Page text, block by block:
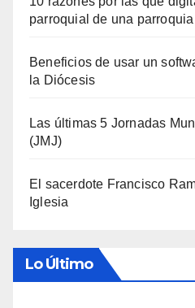
parroquial de una
Beneficios de usar un
la Diócesis
Las últimas 5 Jornadas
(JMJ)
El sacerdote Francisco
Iglesia
Lo Último